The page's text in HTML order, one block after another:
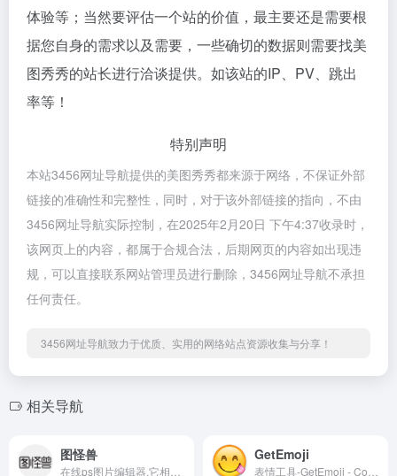
体验等；当然要评估一个站的价值，最主要还是需要根
据您自身的需求以及需要，一些确切的数据则需要找美
图秀秀的站长进行洽谈提供。如该站的IP、PV、跳出
率等！
特别声明
本站3456网址导航提供的美图秀秀都来源于网络，不保证外部
链接的准确性和完整性，同时，对于该外部链接的指向，不由
3456网址导航实际控制，在2025年2月20日 下午4:37收录时，
该网页上的内容，都属于合规合法，后期网页的内容如出现违
规，可以直接联系网站管理员进行删除，3456网址导航不承担
任何责任。
3456网址导航致力于优质、实用的网络站点资源收集与分享！
相关导航
图怪兽 GetEmoji